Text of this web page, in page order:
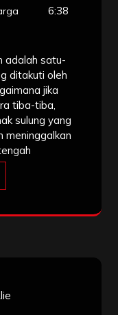
6:38
adalah satu-
ditakuti oleh
jika
tiba-tiba,
sulung yang
meninggalkan